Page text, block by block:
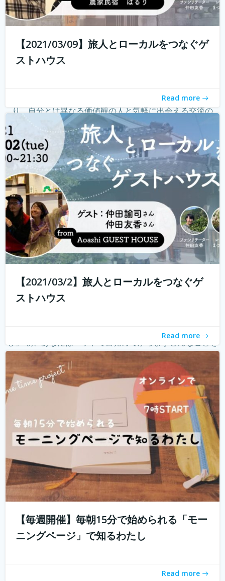
【2021/03/09】旅人とローカルをつなぐゲ
ストハウス
Read more
ゲストハウス。 ローカルな情報が集まる旅先の入り口であ
り、自分とは異なる価値観の人と気軽に出会える交流の
場。 しかし、コロナウィルスの影響で、交流できるゲスト
ハウスに実際に行けることが少なくなり、寂しく感じてい
る旅人もたくさんいらっしゃると...続きを読む
【2021/03/2】旅人とローカルをつなぐゲ
ストハウス
Read more
考えていますか？ 「今日やることってなんだったっけ？」
「とりあえず用事を済ませないと」 起きたときに思い出す
ことのなかでどれくらいが「...続きを読む
【毎週開催】毎朝15分で始められる「モー
ニングページ」で知るわたし
Read more
ちそうが詰まった１箱がおうちに届く。「旅のしおり」も